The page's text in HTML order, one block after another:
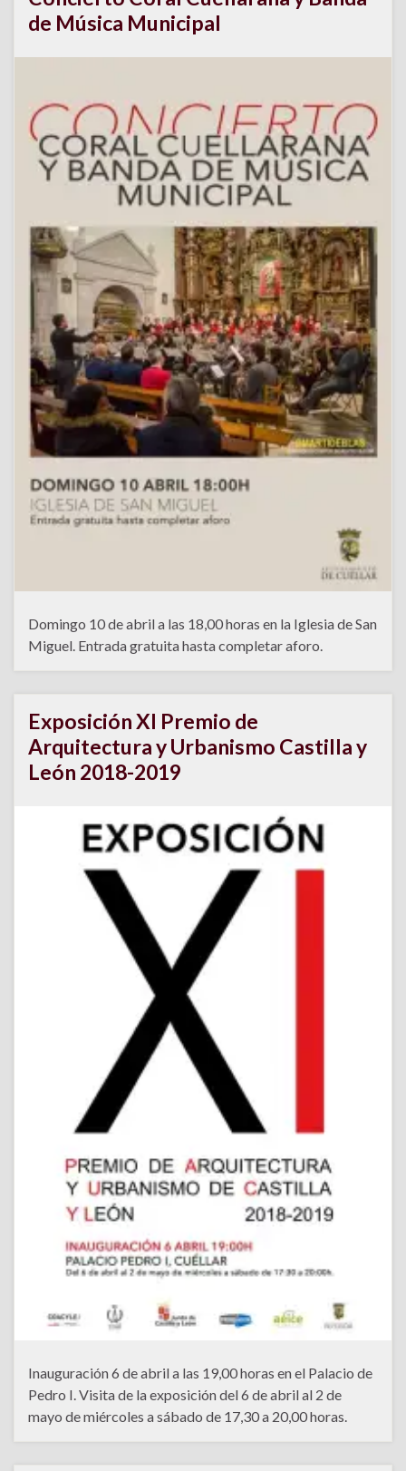
de Música Municipal
Domingo 10 de abril a las 18,00 horas en la Iglesia de San
Miguel. Entrada gratuita hasta completar aforo.
Exposición XI Premio de
Arquitectura y Urbanismo Castilla y
León 2018-2019
Inauguración 6 de abril a las 19,00 horas en el Palacio de
Pedro I. Visita de la exposición del 6 de abril al 2 de
mayo de miércoles a sábado de 17,30 a 20,00 horas.